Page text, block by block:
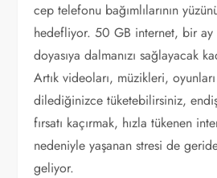
cep telefonu bağımlılarının
hedefliyor. 50 GB internet, bir ay
doyasıya dalmanızı sağlayacak
Artık videoları, müzikleri,
dilediğinizce tüketebilirsiniz,
fırsatı kaçırmak, hızla tükenen
nedeniyle yaşanan stresi de
geliyor.